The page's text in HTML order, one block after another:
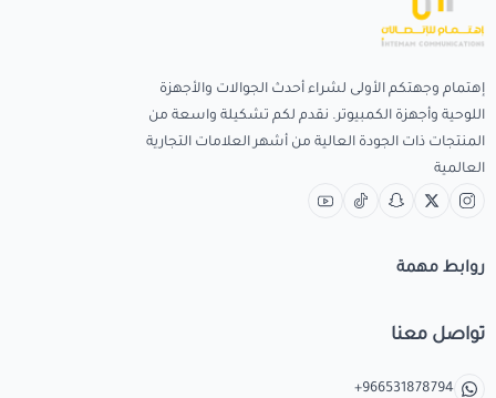
إهتمام وجهتكم الأولى لشراء أحدث الجوالات والأجهزة
اللوحية وأجهزة الكمبيوتر. نقدم لكم تشكيلة واسعة من
المنتجات ذات الجودة العالية من أشهر العلامات التجارية
العالمية
روابط مهمة
تواصل معنا
+966531878794